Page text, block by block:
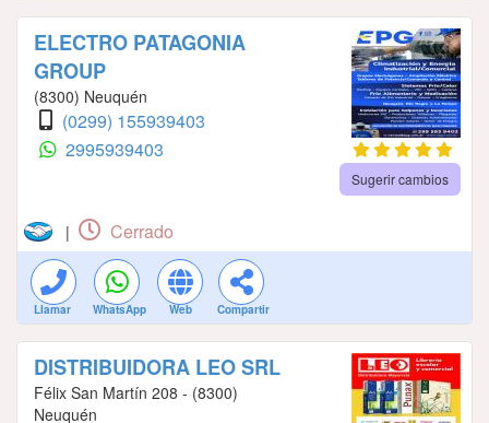
ELECTRO PATAGONIA
GROUP
(8300) Neuquén
(0299) 155939403
2995939403
Sugerir cambios
| Cerrado
Llamar WhatsApp Web Compartir
DISTRIBUIDORA LEO SRL
Félix San Martín 208 - (8300)
Neuquén